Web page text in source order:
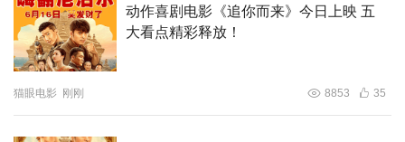
看点三、香港动作喜剧+津门名家相声剧 喜剧新联盟绽放魅
《追你而来》由香港喜剧动作演员樊少皇领衔主演，搭档
动作喜剧电影《追你而来》今日上映 五
大看点精彩释放！
猫眼电影 刚刚 8853 35